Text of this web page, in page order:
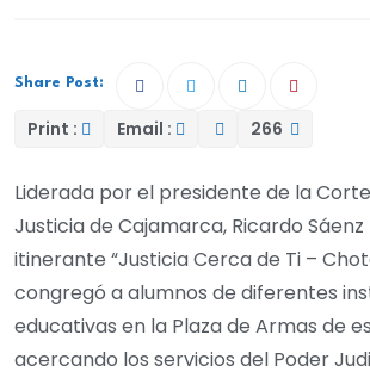
Share Post:
Print : Email : 266
Liderada por el presidente de la
Justicia de Cajamarca, Ricardo
itinerante “Justicia Cerca de Ti –
congregó a alumnos de diferentes
educativas en la Plaza de Armas de
acercando los servicios del Poder